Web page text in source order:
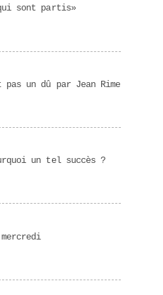
sont partis»
pas un dû par Jean Rime
un tel succès ?